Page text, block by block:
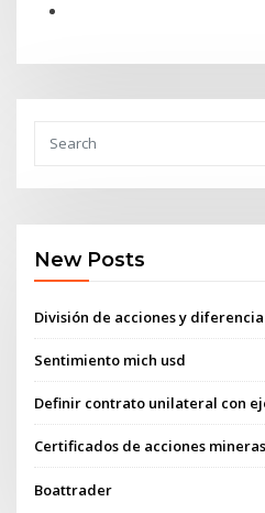
New Posts
División de acciones y
Sentimiento mich usd
Definir contrato unilateral con
Certificados de acciones
Boattrader